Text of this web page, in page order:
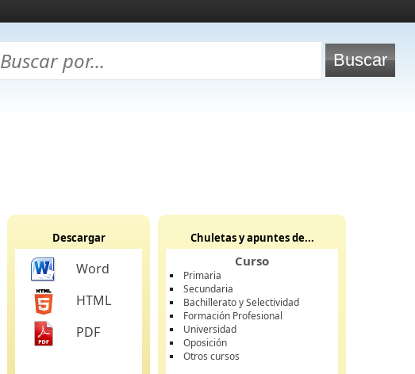
Descargar
Word
HTML
PDF
Chuletas y apuntes de...
Curso
Primaria
Secundaria
Bachillerato y Selectividad
Formación Profesional
Universidad
Oposición
Otros cursos